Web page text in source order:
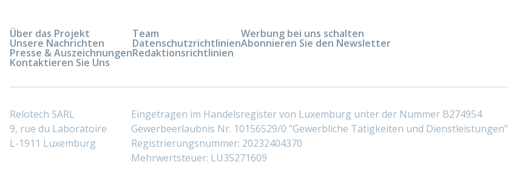
Über das Projekt
Unsere Nachrichten
Presse & Auszeichnungen
Kontaktieren Sie Uns
Team
Datenschutzrichtlinien
Redaktionsrichtlinien
Werbung bei uns schalten
Abonnieren Sie den Newsletter
Relotech SARL
9, rue du Laboratoire
L-1911 Luxemburg
Eingetragen im Handelsregister von Luxemburg unter der Nummer B274954
Gewerbeerlaubnis Nr. 10156529/0 "Gewerbliche Tätigkeiten und Dienstleistungen"
Registrierungsnummer: 20232404370
Mehrwertsteuer: LU35271609